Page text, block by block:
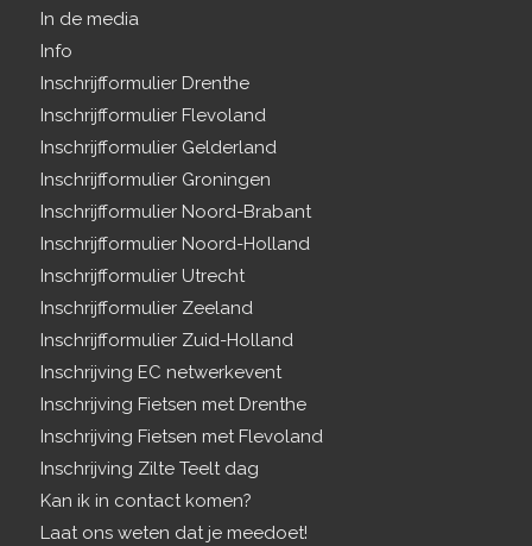
In de media
Info
Inschrijfformulier Drenthe
Inschrijfformulier Flevoland
Inschrijfformulier Gelderland
Inschrijfformulier Groningen
Inschrijfformulier Noord-Brabant
Inschrijfformulier Noord-Holland
Inschrijfformulier Utrecht
Inschrijfformulier Zeeland
Inschrijfformulier Zuid-Holland
Inschrijving EC netwerkevent
Inschrijving Fietsen met Drenthe
Inschrijving Fietsen met Flevoland
Inschrijving Zilte Teelt dag
Kan ik in contact komen?
Laat ons weten dat je meedoet!